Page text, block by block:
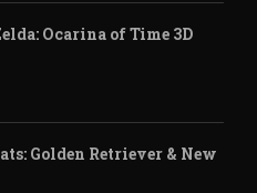
Ocarina of Time 3D
Golden Retriever & New